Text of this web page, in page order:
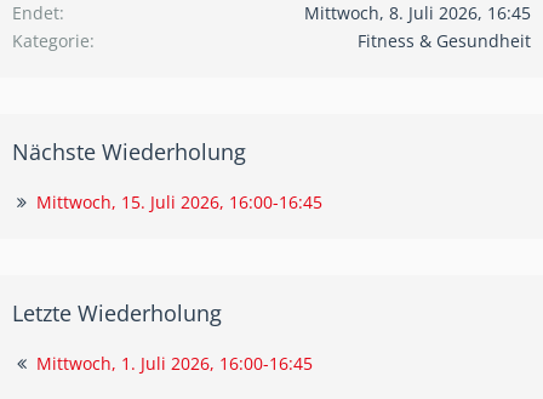
Endet
Mittwoch, 8. Juli 2026, 16:45
Kategorie
Fitness & Gesundheit
Nächste Wiederholung
Mittwoch, 15. Juli 2026, 16:00-16:45
Letzte Wiederholung
Mittwoch, 1. Juli 2026, 16:00-16:45